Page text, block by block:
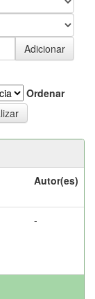
Ordenar
Autor(es)
-